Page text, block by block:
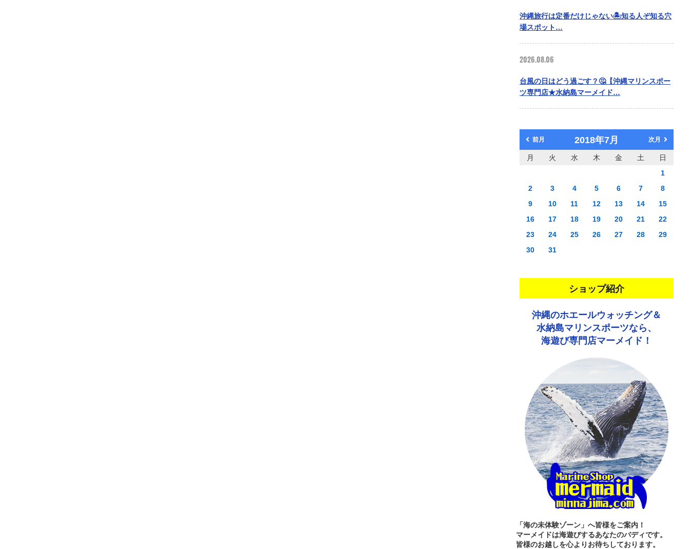
沖縄旅行は定番だけじゃない🏝️知る人ぞ知る穴
場スポット…
2026.08.06
台風の日はどう過ごす？🤔【沖縄マリンスポー
ツ専門店★水納島マーメイド…
前月 2018年7月 次月
月 火 水 木 金 土
日
1
2
3 4 5 6 7
8
9
10 11 12 13 14
15
16
17 18 19 20 21
22
23
24 25 26 27 28
29
30
31
ショップ紹介
沖縄のホエールウォッチング＆
水納島マリンスポーツなら、
海遊び専門店マーメイド！
「海の未体験ゾーン」へ皆様をご案内！
マーメイドは海遊びするあなたのバディです。
皆様のお越しを心よりお待ちしております。